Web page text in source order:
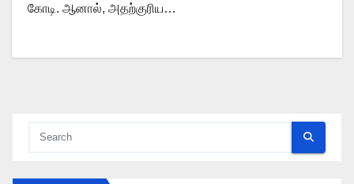
கோடி. ஆனால், அதற்குரிய…